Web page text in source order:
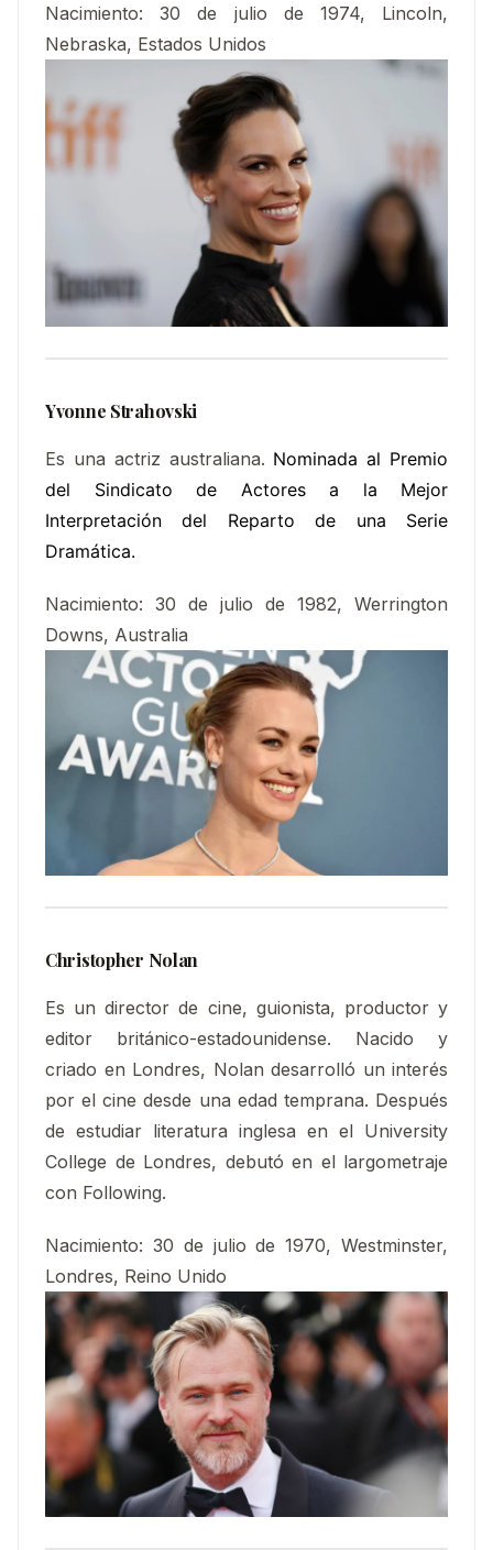
Nacimiento:30 de julio de 1974, Lincoln,
Nebraska, Estados Unidos
Yvonne Strahovski
Es una actriz australiana.​ Nominada al Premio
del Sindicato de Actores a la Mejor
Interpretación del Reparto de una Serie
Dramática.
Nacimiento: 30 de julio de 1982, Werrington
Downs, Australia
Christopher Nolan
Es un director de cine, guionista, productor y
editor británico-estadounidense. Nacido y
criado en Londres, Nolan desarrolló un interés
por el cine desde una edad temprana. Después
de estudiar literatura inglesa en el University
College de Londres, debutó en el largometraje
con Following.
Nacimiento: 30 de julio de 1970, Westminster,
Londres, Reino Unido